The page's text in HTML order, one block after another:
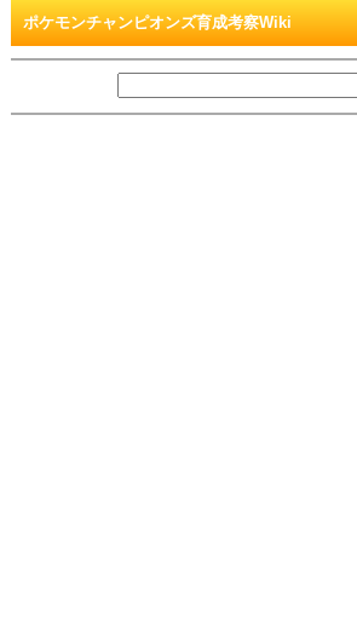
ポケモンチャンピオンズ育成考察Wiki